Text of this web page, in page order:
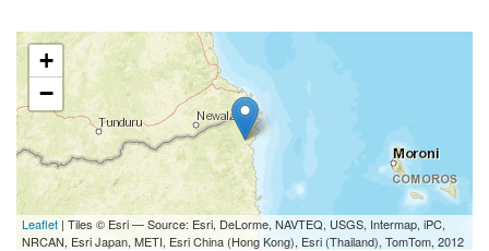
+
−
Leaflet | Tiles © Esri — Source: Esri, DeLorme, NAVTEQ, USGS, Intermap, iPC,
NRCAN, Esri Japan, METI, Esri China (Hong Kong), Esri (Thailand), TomTom, 2012